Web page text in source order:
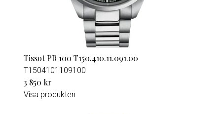
Tissot PR 100 T150.410.11.091.00
T1504101109100
3 850 kr
Visa produkten